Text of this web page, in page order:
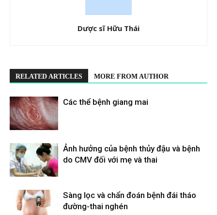
Dược sĩ Hữu Thái
RELATED ARTICLES MORE FROM AUTHOR
Các thể bệnh giang mai
Ảnh hưởng của bệnh thủy đậu và bệnh
do CMV đối với mẹ và thai
Sàng lọc và chẩn đoán bệnh đái tháo
đường-thai nghén